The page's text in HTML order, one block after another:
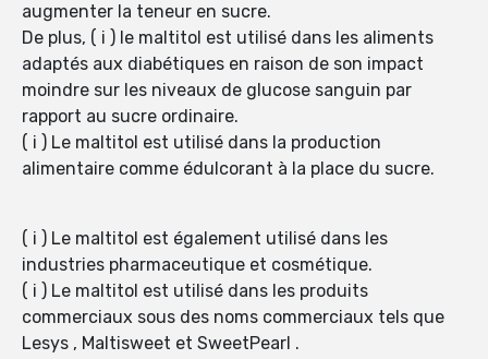
augmenter la teneur en sucre.
De plus, ( i ) le maltitol est utilisé dans les aliments
adaptés aux diabétiques en raison de son impact
moindre sur les niveaux de glucose sanguin par
rapport au sucre ordinaire.
( i ) Le maltitol est utilisé dans la production
alimentaire comme édulcorant à la place du sucre.
( i ) Le maltitol est également utilisé dans les
industries pharmaceutique et cosmétique.
( i ) Le maltitol est utilisé dans les produits
commerciaux sous des noms commerciaux tels que
Lesys , Maltisweet et SweetPearl .